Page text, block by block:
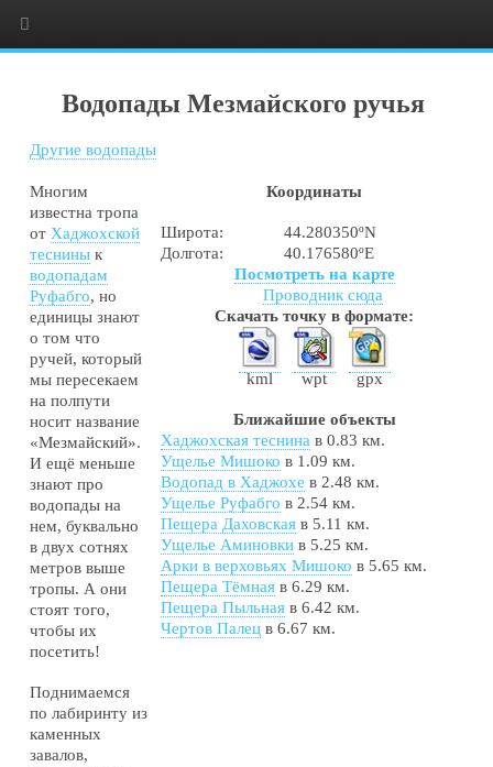
Водопады Мезмайского ручья
Другие водопады
Координаты
Широта:
44.280350ºN
Долгота:
40.176580ºE
Посмотреть на карте
Проводник сюда
Скачать точку в формате:
kml wpt gpx
Ближайшие объекты
Хаджохская теснина в 0.83 км.
Ущелье Мишоко в 1.09 км.
Водопад в Хаджохе в 2.48 км.
Ущелье Руфабго в 2.54 км.
Пещера Даховскаяв 5.11 км.
Ущелье Аминовкив 5.25 км.
Арки в верховьях Мишоко в 5.65 км.
Пещера Тёмнаяв 6.29 км.
Пещера Пыльнаяв 6.42 км.
Чертов Палецв 6.67 км.
Многим
известна тропа
от Хаджохской
теснины к
водопадам
Руфабго, но
единицы знают
о том что
ручей, который
мы пересекаем
на полпути
носит название
«Мезмайский».
И ещё меньше
знают про
водопады на
нем, буквально
в двух сотнях
метров выше
тропы. А они
стоят того,
чтобы их
посетить!
Поднимаемся
по лабиринту из
каменных
завалов,